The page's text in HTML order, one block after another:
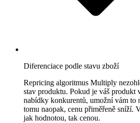
Diferenciace podle stavu zboží
Repricing algoritmus Multiply
stav produktu. Pokud je váš produkt
nabídky konkurentů, umožní vám to
tomu naopak, cenu přiměřeně sníží.
jak hodnotou, tak cenou.